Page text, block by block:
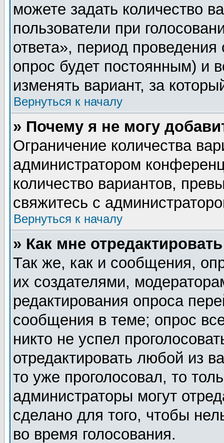
можете задать количество
пользователи при
ответа», период проведения
опрос будет постоянным) и
изменять вариант, за
Вернуться к началу
» Почему я не могу
Ограничение количества
администратором
количество вариантов,
свяжитесь с
Вернуться к началу
» Как мне
Так же, как и сообщения,
их создателями,
редактирования опроса
сообщения в теме; опрос
никто не успел
отредактировать любой из
то уже проголосовал, то
администраторы могут
сделано для того, чтобы
во время голосования.